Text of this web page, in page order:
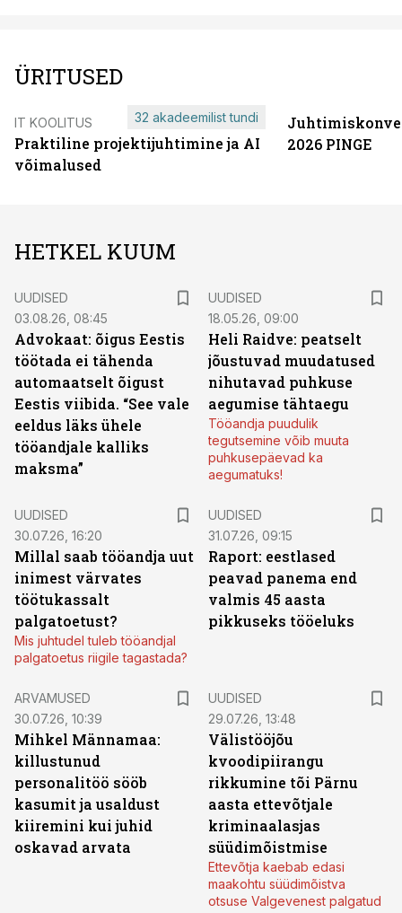
ÜRITUSED
IT KOOLITUS
Praktiline projektijuhtimine ja AI
võimalused
32 akadeemilist tundi
2026 PINGE
HETKEL KUUM
UUDISED
03.08.26, 08:45
Advokaat: õigus Eestis
töötada ei tähenda
automaatselt õigust
Eestis viibida. “See vale
eeldus läks ühele
tööandjale kalliks
maksma”
UUDISED
18.05.26, 09:00
Heli Raidve: peatselt
jõustuvad muudatused
nihutavad puhkuse
aegumise tähtaegu
Tööandja puudulik
tegutsemine võib muuta
puhkusepäevad ka
aegumatuks!
UUDISED
30.07.26, 16:20
Millal saab tööandja uut
inimest värvates
töötukassalt
palgatoetust?
Mis juhtudel tuleb tööandjal
palgatoetus riigile tagastada?
UUDISED
31.07.26, 09:15
Raport: eestlased
peavad panema end
valmis 45 aasta
pikkuseks tööeluks
ARVAMUSED
30.07.26, 10:39
Mihkel Männamaa:
killustunud
personalitöö sööb
kasumit ja usaldust
kiiremini kui juhid
oskavad arvata
UUDISED
29.07.26, 13:48
Välistööjõu
kvoodipiirangu
rikkumine tõi Pärnu
aasta ettevõtjale
kriminaalasjas
süüdimõistmise
Ettevõtja kaebab edasi
maakohtu süüdimõistva
otsuse Valgevenest palgatud